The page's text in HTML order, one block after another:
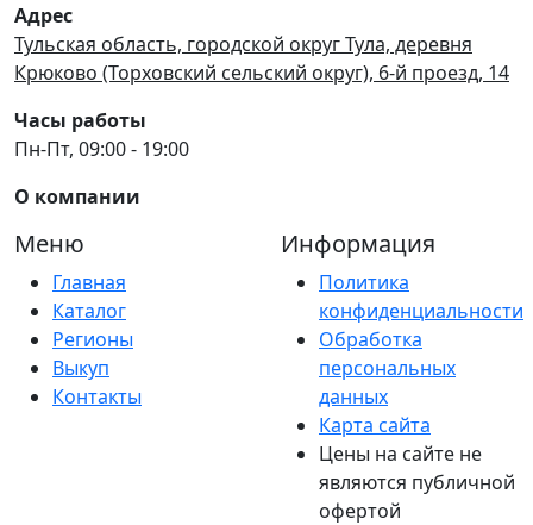
Адрес
Тульская область, городской округ Тула, деревня
Крюково (Торховский сельский округ), 6-й проезд, 14
Часы работы
Пн-Пт, 09:00 - 19:00
О компании
Меню
Главная
Каталог
Регионы
Выкуп
Контакты
Информация
Политика
конфиденциальности
Обработка
персональных
данных
Карта сайта
Цены на сайте не
являются публичной
офертой